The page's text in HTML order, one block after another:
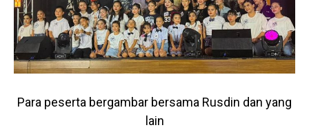
Para peserta bergambar bersama Rusdin dan yang
lain